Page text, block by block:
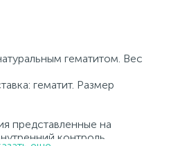
гематитом. Вес
гематит. Размер
представленные на
контроль